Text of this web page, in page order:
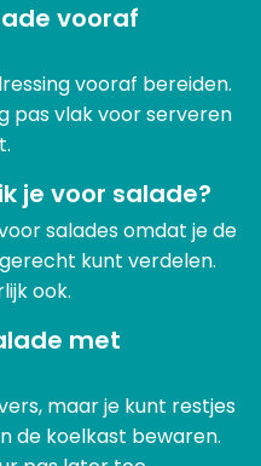
vooraf
vooraf bereiden.
pas vlak voor serveren
je voor salade?
salades omdat je de
kunt verdelen.
ook.
met
maar je kunt restjes
de koelkast bewaren.